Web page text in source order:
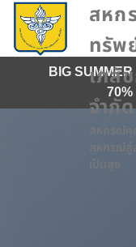
Skip
content
สหก
ทรัพ
เภสั
จำกัด
สหกรณ์
สหกรณ์
เป็นสุข
BIG